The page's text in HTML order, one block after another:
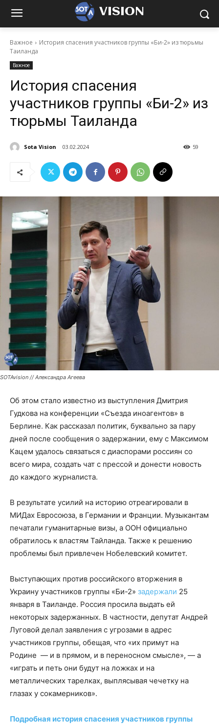
VISION
Важное
История спасения участников группы «Би-2» из тюрьмы
Таиланда
Важное
История спасения
участников группы «Би-2» из
тюрьмы Таиланда
Sota Vision 03.02.2024 59
SOTAvision // Александра Агеева
Об этом стало известно из выступления Дмитрия
Гудкова на конференции «Съезда иноагентов» в
Берлине. Как рассказал политик, буквально за пару
дней после сообщения о задержании, ему с Максимом
Кацем удалось связаться с диаспорами россиян со
всего мира, создать чат с прессой и донести новость
до каждого журналиста.
В результате усилий на историю отреагировали в
МИДах Евросоюза, в Германии и Франции. Музыкантам
печатали гуманитарные визы, а ООН официально
обратилось к властям Тайланда. Также к решению
проблемы был привлечен Нобелевский комитет.
Выступающих против российского вторжения в
Украину участников группы «Би-2» задержали 25
января в Таиланде. Россия просила выдать ей
некоторых задержанных. В частности, депутат Андрей
Луговой делал заявления с угрозами в адрес
участников группы, обещая, что «их примут на
Родине — и в прямом, и в переносном смысле», — а
«играть и петь они будут на ложках и на
металлических тарелках, выплясывая чечетку на
глазах у сокамерников».
Подробная история спасения участников группы